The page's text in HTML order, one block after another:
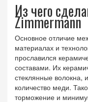
Из чего
Zimmermann
Основное отличие
материалах и
прославился
составами. Их
стеклянные волокна,
количество меди.
торможение и